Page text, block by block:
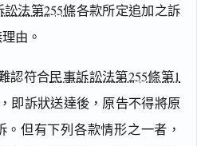
訟法第255條各款所定追加之訴
由。
認符合民事訴訟法第255條第1
即訴狀送達後，原告不得將原
。但有下列各款情形之一者，